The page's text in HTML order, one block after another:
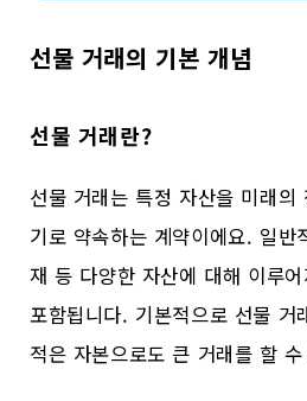
선물 거래의 기본 개념
선물 거래란?
선물 거래는 특정 자산을 미래의
기로 약속하는 계약이에요. 일
재 등 다양한 자산에 대해 이루
포함됩니다. 기본적으로 선물 거
적은 자본으로도 큰 거래를 할